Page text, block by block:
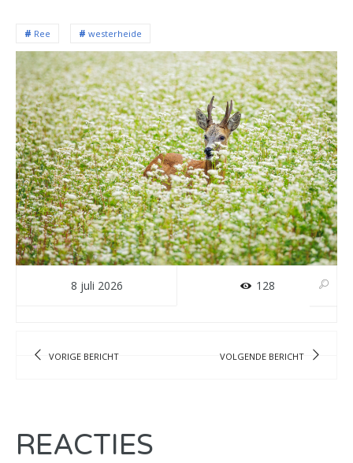
Ree westerheide
8 juli 2026 128
VORIGE BERICHT VOLGENDE BERICHT
REACTIES